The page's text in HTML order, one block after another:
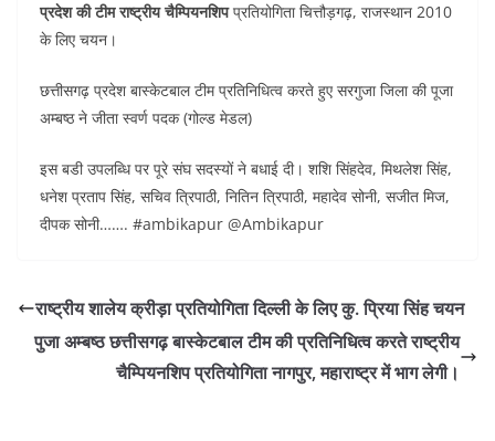
प्रदेश की टीम राष्ट्रीय चैम्पियनशिपप्रतियोगिता चित्तौड़गढ़, राजस्थान 2010
के लिए चयन।
छत्तीसगढ़ प्रदेश बास्केटबाल टीम प्रतिनिधित्व करते हुए सरगुजा जिला की पूजा
अम्बष्ठ ने जीता स्वर्ण पदक (गोल्ड मेडल)
इस बडी उपलब्धि पर पूरे संघ सदस्यों ने बधाई दी। शशि सिंहदेव, मिथलेश सिंह,
धनेश प्रताप सिंह, सचिव त्रिपाठी, नितिन त्रिपाठी, महादेव सोनी, सजीत मिज,
दीपक सोनी……. #ambikapur @Ambikapur
राष्ट्रीय शालेय क्रीड़ा प्रतियोगिता दिल्ली के लिए कु. प्रिया सिंह चयन
पुजा अम्बष्ठ छत्तीसगढ़ बास्केटबाल टीम की प्रतिनिधित्व करते राष्ट्रीय
चैम्पियनशिप प्रतियोगिता नागपुर, महाराष्ट्र में भाग लेगी।